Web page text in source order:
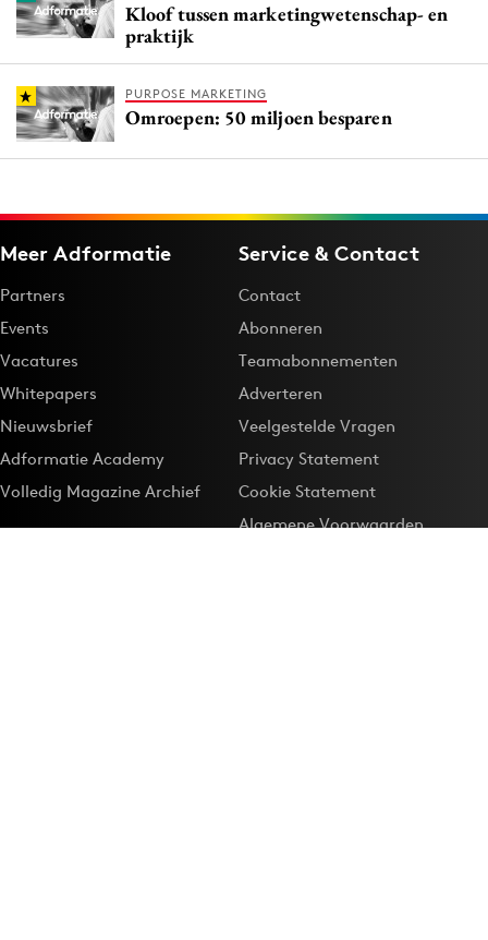
Kloof tussen marketingwetenschap- en
praktijk
PURPOSE MARKETING
Omroepen: 50 miljoen besparen
Meer Adformatie
Partners
Events
Vacatures
Whitepapers
Nieuwsbrief
Adformatie Academy
Volledig Magazine Archief
Service & Contact
Contact
Abonneren
Teamabonnementen
Adverteren
Veelgestelde Vragen
Privacy Statement
Cookie Statement
Algemene Voorwaarden